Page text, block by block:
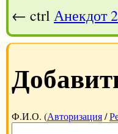
← ctrl Анекдот
Ф.И.О. (Авторизация/